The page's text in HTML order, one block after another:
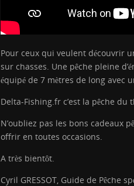
Pour ceux qui veulent découvrir
sur chasses. Une pêche pleine
équipé de 7 mètres de long avec
Delta-Fishing.fr c’est la pêche
N’oubliez pas les bons cadeaux
offrir en toutes occasions.
A très bientôt.
Cyril GRESSOT, Guide de Pêche